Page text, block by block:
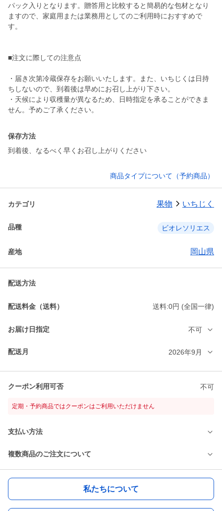
パック入りとなります。贈答用と比較すると簡易的な包材となり
ますので、家庭用または業務用としてのご利用時におすすめで
す。
■注文に際しての注意点
・届き次第冷蔵保存をお願いいたします。また、いちじくは日持
ちしないので、到着後は早めにお召し上がり下さい。
・天候により収穫量が異なるため、日時指定を承ることができま
せん。予めご了承ください。
保存方法
到着後、なるべく早くお召し上がりください
商品タイプについて（予約商品）
カテゴリ 果物 いちじく
品種 ビオレソリエス
産地 岡山県
配送方法
配送料金（送料） 送料:0円 (全国一律)
お届け日指定 不可
配送月 2026年9月
クーポン利用可否 不可
定期・予約商品ではクーポンはご利用いただけません
支払い方法
複数商品のご注文について
私たちについて